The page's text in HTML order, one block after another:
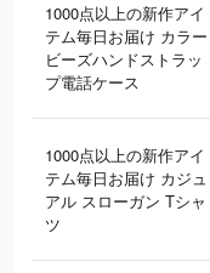
1000点以上の新作アイ
テム毎日お届け カラー
ビーズハンドストラッ
プ電話ケース
1000点以上の新作アイ
テム毎日お届け カジュ
アル スローガン Tシャ
ツ